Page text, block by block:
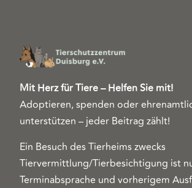
Mit Herz für Tiere – Helfen Sie mit!
Adoptieren, spenden oder
unterstützen – jeder Beitrag zählt!
Ein Besuch des Tierheims zwecks
Tiervermittlung/Tierbesichtigung ist
Terminabsprache und vorherigem